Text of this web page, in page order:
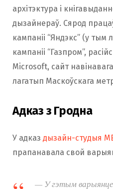
архітэктура і
дызайнераў. Сярод
кампаніі “Яндэкс” (у тым
кампаніі “Газпром”,
Microsoft, сайт
лагатып Маскоўскага
Адказ з Гродна
У адказ дызайн-студыя
прапанавала свой
— У гэтым